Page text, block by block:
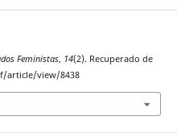
Feministas, 14(2). Recuperado de
article/view/8438